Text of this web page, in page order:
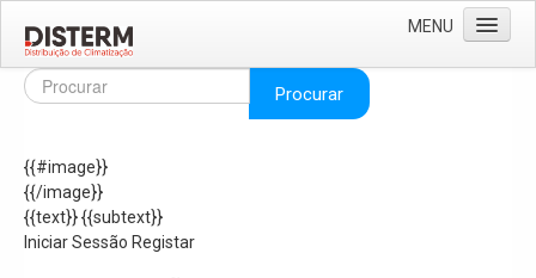
MENU
Home
Áreas de Negócio
Missão e Valores
As Nossas Marcas
Procurar
{{#image}}
{{/image}}
{{text}}{{subtext}}
Iniciar Sessão Registar